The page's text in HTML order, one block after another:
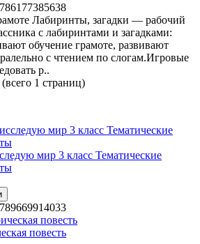
Лабиринты, загадки — рабочий
с лабиринтами и загадками:
обучение грамоте, развивают
с чтением по слогам.Игровые
р..
1 страниц)
мир 3 класс Тематические
повесть